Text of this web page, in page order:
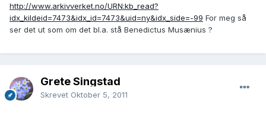
http://www.arkivverket.no/URN:kb_read?
idx_kildeid=7473&idx_id=7473&uid=ny&idx_side=-99 For meg så
ser det ut som om det bl.a. stå Benedictus Musænius ?
Grete Singstad
Skrevet Oktober 5, 2011